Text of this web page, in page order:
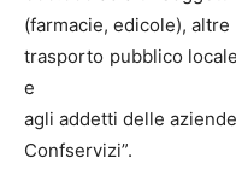
(farmacie, edicole),
trasporto pubblico
e
agli addetti delle
Confservizi”.